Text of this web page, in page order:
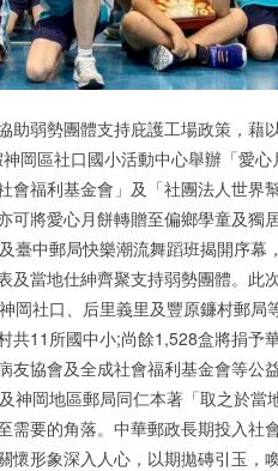
助弱勢團體支持庇護工場政策，藉
岡區社口國小活動中心舉辦「愛
會福利基金會」及「社團法人世界
將愛心月餅轉贈至偏鄉學童及獨
中郵局快樂潮流舞蹈班揭開序幕
及當地仕紳齊聚支持弱勢團體。此
岡社口、后里義里及豐原鐮村郵局
共11所國中小;尚餘1,528盒將捐予
協會及全成社會福利基金會等公
岡地區郵局同仁本著「取之於當
需要的角落。中華郵政長期投入社
懷形象深入人心，以期拋磚引玉，